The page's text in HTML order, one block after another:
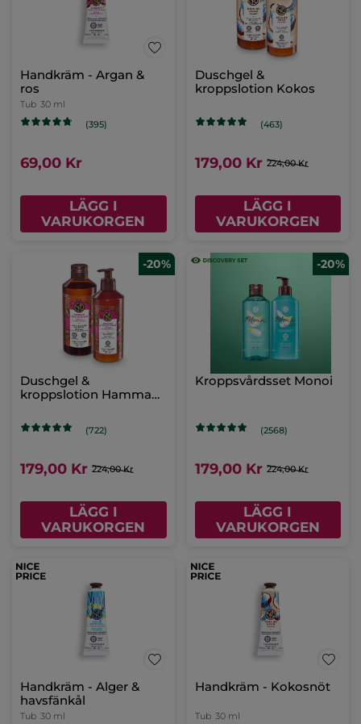
Kroppslotion Oliv &
Pomerans
(10)
139,00 Kr
LÄGG I
VARUKORGEN
Handkräm - Argan &
ros
(395)
69,00 Kr
LÄGG I
VARUKORGEN
-20%
Duschgel &
(463)
179,00 Kr 224,00 Kr
LÄGG I
VARUKORGEN
Duschgel &
kroppslotion Hammam
- Argan & Ros